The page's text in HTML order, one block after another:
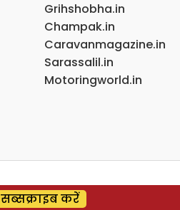
Grihshobha.in
Champak.in
Caravanmagazine.in
Sarassalil.in
Motoringworld.in
सब्सक्राइब करें